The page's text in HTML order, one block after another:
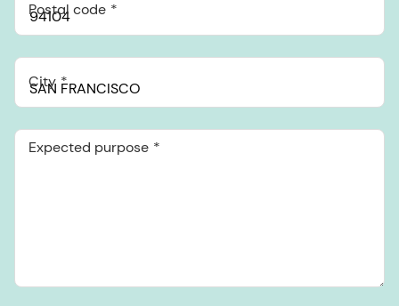
Postal code
City
Expected purpose